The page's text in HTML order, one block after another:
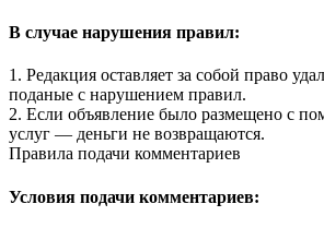
В случае нарушения правил:
1. Редакция оставляет за собой право
поданые с нарушением правил.
2. Если объявление было размещено с
услуг — деньги не возвращаются.
Правила подачи комментариев
Условия подачи комментариев: